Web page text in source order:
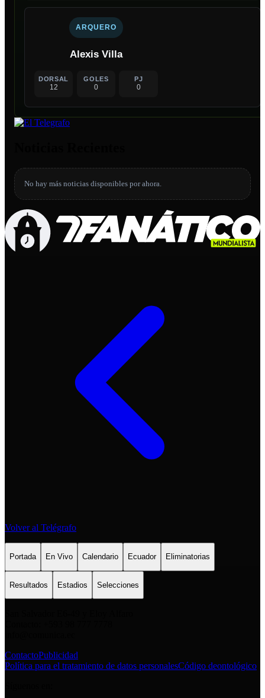
ARQUERO
Alexis Villa
DORSAL
12
GOLES
0
PJ
0
No hay más noticias disponibles por ahora.
Volver al Telégrafo
Portada En Vivo Calendario Ecuador Eliminatorias
Resultados Estadios Selecciones
ContactoPublicidad
Política para el tratamiento de datos personalesCódigo deontológico